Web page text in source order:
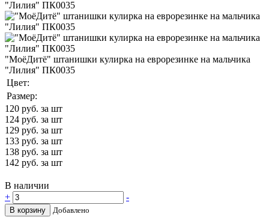
"МоёДитё" штанишки кулирка на еврорезинке на мальчика
"Лилия" ПК0035
Цвет:
Размер:
120 руб. за шт
124 руб. за шт
129 руб. за шт
133 руб. за шт
138 руб. за шт
142 руб. за шт
В наличии
+
-
В корзину Добавлено